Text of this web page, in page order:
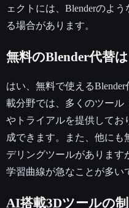
ェクトには、Blenderのよ
る場合があります。
無料のBlender代替
はい、無料で使える
載分野では、多くのツール
やトライアルを提供してお
成できます。また、他にも
デリングツールがあります
学習曲線が急なことが多い
AI搭載3Dツールの